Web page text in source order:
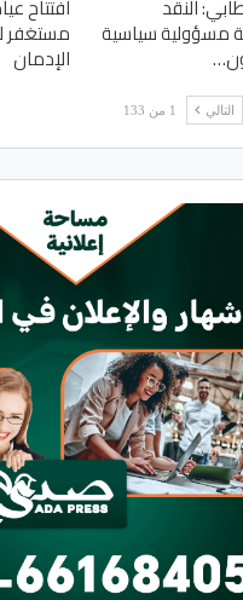
النقد
مسؤولية سياسية
افتتاح
مستغفر
الإدمان
التالي 1 من 133